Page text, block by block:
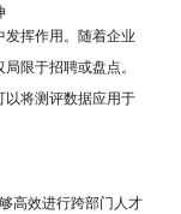
挥作用。随着企业
限于招聘或盘点。
以将测评数据应用于
高效进行跨部门人才